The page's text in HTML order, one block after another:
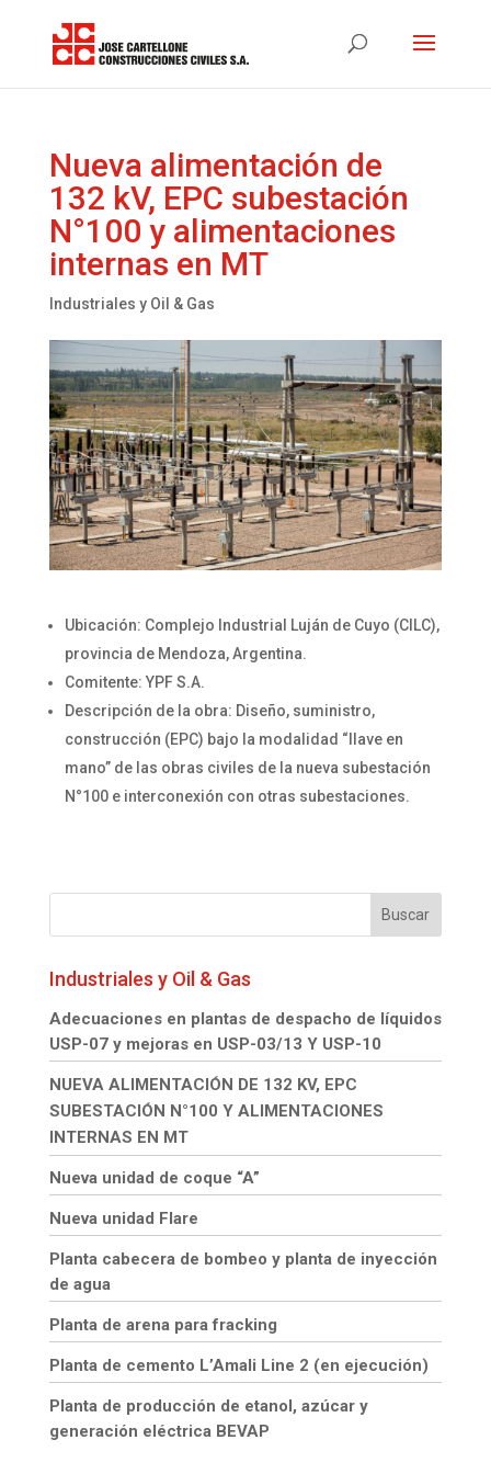
Nueva alimentación de
132 kV, EPC subestación
N°100 y alimentaciones
internas en MT
Industriales y Oil & Gas
Ubicación: Complejo Industrial Luján de Cuyo (CILC),
provincia de Mendoza, Argentina.
Comitente: YPF S.A.
Descripción de la obra: Diseño, suministro,
construcción (EPC) bajo la modalidad “llave en
mano” de las obras civiles de la nueva subestación
N°100 e interconexión con otras subestaciones.
Industriales y Oil & Gas
Adecuaciones en plantas de despacho de líquidos
USP-07 y mejoras en USP-03/13 Y USP-10
NUEVA ALIMENTACIÓN DE 132 KV, EPC
SUBESTACIÓN N°100 Y ALIMENTACIONES
INTERNAS EN MT
Nueva unidad de coque “A”
Nueva unidad Flare
Planta cabecera de bombeo y planta de inyección
de agua
Planta de arena para fracking
Planta de cemento L’Amali Line 2 (en ejecución)
Planta de producción de etanol, azúcar y
generación eléctrica BEVAP